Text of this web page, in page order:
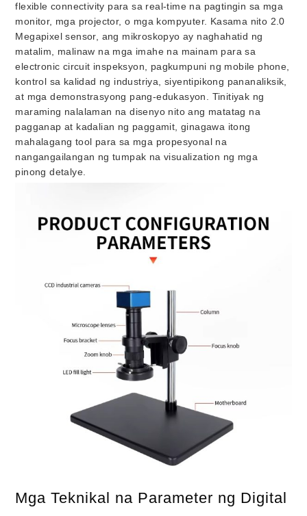
flexible connectivity para sa real-time na pagtingin sa mga
monitor, mga projector, o mga kompyuter. Kasama nito 2.0
Megapixel sensor, ang mikroskopyo ay naghahatid ng
matalim, malinaw na mga imahe na mainam para sa
electronic circuit inspeksyon, pagkumpuni ng mobile phone,
kontrol sa kalidad ng industriya, siyentipikong pananaliksik,
at mga demonstrasyong pang-edukasyon. Tinitiyak ng
maraming nalalaman na disenyo nito ang matatag na
pagganap at kadalian ng paggamit, ginagawa itong
mahalagang tool para sa mga propesyonal na
nangangailangan ng tumpak na visualization ng mga
pinong detalye.
Mga Teknikal na Parameter ng Digital